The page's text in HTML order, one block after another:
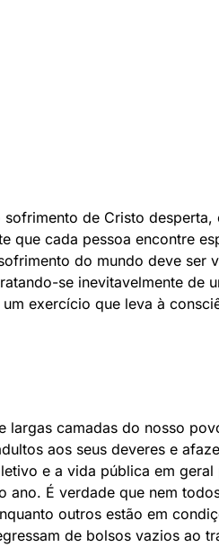
de Cristo desperta,
que cada pessoa encontre
do mundo deve ser
se inevitavelmente de
exercício que leva à
largas camadas do nosso
aos seus deveres e
e a vida pública em
É verdade que nem
outros estão em
de bolsos vazios ao